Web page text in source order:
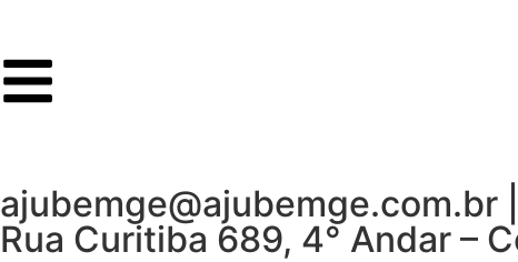
Rua Curitiba 689, 4° Andar –